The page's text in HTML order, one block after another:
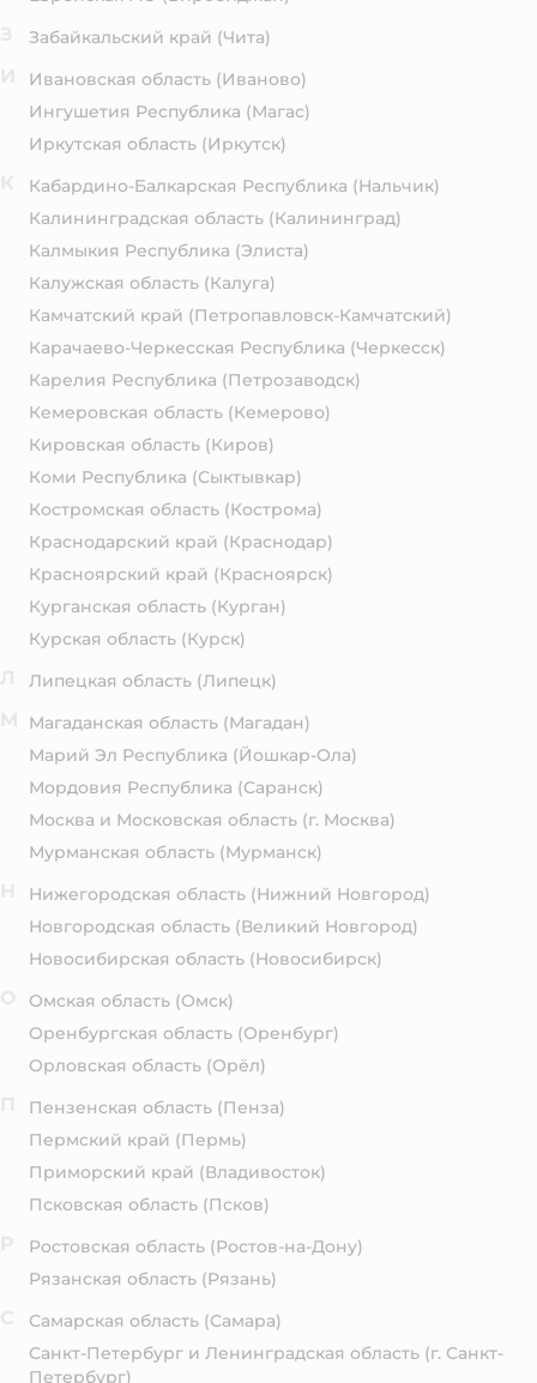
Забайкальский край (Чита)
Ивановская область (Иваново)
Ингушетия Республика (Магас)
Иркутская область (Иркутск)
Кабардино-Балкарская Республика (Нальчик)
Калининградская область (Калининград)
Калмыкия Республика (Элиста)
Калужская область (Калуга)
Камчатский край (Петропавловск-Камчатский)
Карачаево-Черкесская Республика (Черкесск)
Карелия Республика (Петрозаводск)
Кемеровская область (Кемерово)
Кировская область (Киров)
Коми Республика (Сыктывкар)
Костромская область (Кострома)
Краснодарский край (Краснодар)
Красноярский край (Красноярск)
Курганская область (Курган)
Курская область (Курск)
Липецкая область (Липецк)
Магаданская область (Магадан)
Марий Эл Республика (Йошкар-Ола)
Мордовия Республика (Саранск)
Москва и Московская область (г. Москва)
Мурманская область (Мурманск)
Нижегородская область (Нижний Новгород)
Новгородская область (Великий Новгород)
Новосибирская область (Новосибирск)
Омская область (Омск)
Оренбургская область (Оренбург)
Орловская область (Орёл)
Пензенская область (Пенза)
Пермский край (Пермь)
Приморский край (Владивосток)
Псковская область (Псков)
Ростовская область (Ростов-на-Дону)
Рязанская область (Рязань)
Самарская область (Самара)
Санкт-Петербург и Ленинградская область (г. Санкт-
Петербург)